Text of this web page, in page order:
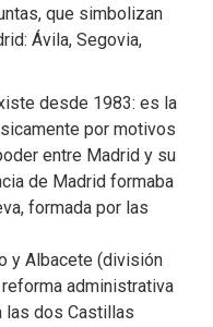
que simbolizan
Ávila, Segovia,
desde 1983: es la
por motivos
entre Madrid y su
de Madrid formaba
formada por las
y Albacete (división
administrativa
las dos Castillas